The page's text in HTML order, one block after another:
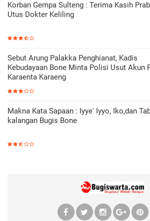
Korban Gempa Sulteng : Terima Kasih
Utus Dokter Keliling
Sebut Arung Palakka Penghianat, Kadis
Kebudayaan Bone Minta Polisi Usut Akun
Karaenta Karaeng
Makna Kata Sapaan : Iyye' Iyyo, Iko,dan
kalangan Bugis Bone